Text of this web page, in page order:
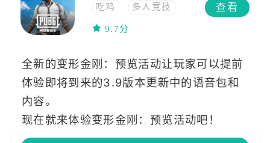
吃鸡
多人竞技
联网
高画质
沙盒
多人
开放世界
移植
枪战
9.7分
查看
全新的变形金刚：预览活动让玩家可以提前
体验即将到来的3.9版本更新中的语音包和
内容。
现在就来体验变形金刚：预览活动吧！